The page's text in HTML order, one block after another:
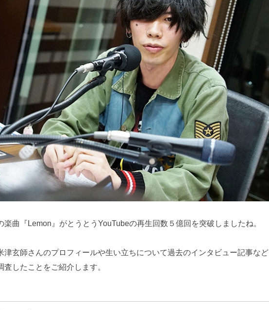
楽曲『Lemon』がとうとうYouTubeの再生回数５億回を突破しましたね。
津玄師さんのプロフィールや生い立ちについて過去のインタビュー記事など
査したことをご紹介します。